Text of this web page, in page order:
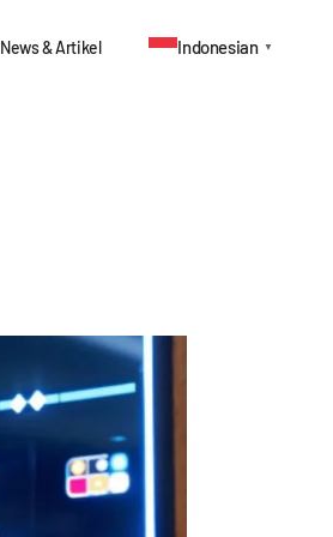
News & Artikel Indonesian ▼